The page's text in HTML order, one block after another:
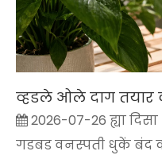
2026-07-26 ह्या दिसा
गडबड वनस्पती धुकें बंद